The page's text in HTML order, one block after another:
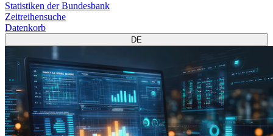
Statistiken der Bundesbank
Zeitreihensuche
Datenkorb
DE